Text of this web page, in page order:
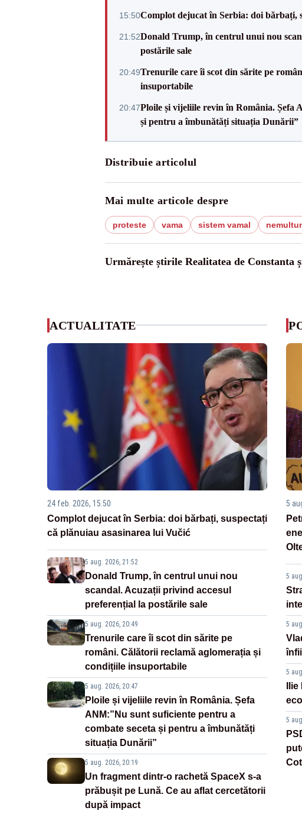
15:50Complot dejucat în Serbia: doi bărbați,
21:52Donald Trump, în centrul unui nou
postările sale
20:49Trenurile care îi scot din sărite pe
insuportabile
20:47Ploile și vijeliile revin în România. Șefa
și pentru a îmbunătăți situația Dunării”
Distribuie articolul
Mai multe articole despre
proteste vama sistem vamal
Urmărește știrile Realitatea de Constanta
ACTUALITATE
24 feb. 2026, 15:50
Complot dejucat în Serbia: doi bărbați, suspectați
că plănuiau asasinarea lui Vučić
5 aug. 2026, 21:52
Donald Trump, în centrul unui nou
scandal. Acuzații privind accesul
preferențial la postările sale
5 aug. 2026, 20:49
Trenurile care îi scot din sărite pe
români. Călătorii reclamă aglomerația și
condițiile insuportabile
5 aug. 2026, 20:47
Ploile și vijeliile revin în România. Șefa
ANM:”Nu sunt suficiente pentru a
combate seceta și pentru a îmbunătăți
situația Dunării”
5 aug. 2026, 20:19
Un fragment dintr-o rachetă SpaceX s-a
prăbușit pe Lună. Ce au aflat cercetătorii
după impact
5
5
5
5
5